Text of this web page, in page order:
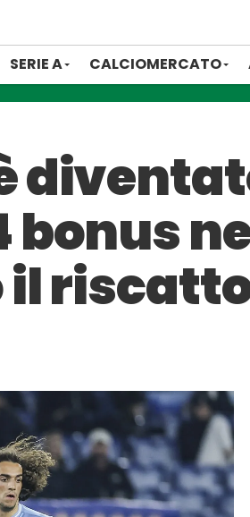
SERIE A CALCIOMERCATO
il